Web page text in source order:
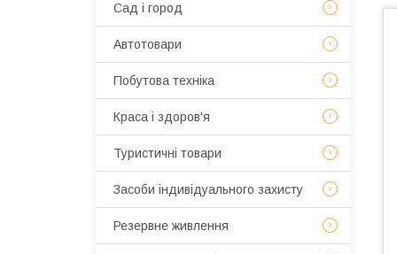
Сад і город
Автотовари
Побутова техніка
Краса і здоров'я
Туристичні товари
Засоби індивідуального захисту
Резервне живлення